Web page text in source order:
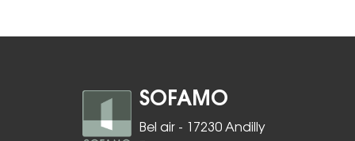
SOFAMO
Bel air - 17230 Andilly